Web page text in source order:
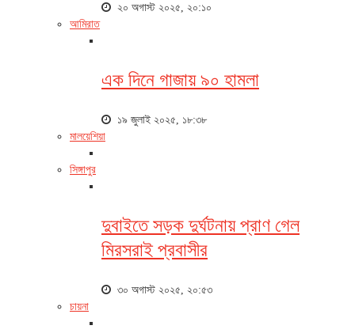
২০ অগাস্ট ২০২৫, ২০:১০
আমিরাত
এক দিনে গাজায় ৯০ হামলা
১৯ জুলাই ২০২৫, ১৮:৩৮
মালয়েশিয়া
সিঙ্গাপুর
দুবাইতে সড়ক দুর্ঘটনায় প্রাণ গেল
মিরসরাই প্রবাসীর
৩০ অগাস্ট ২০২৫, ২০:৫৩
চায়না